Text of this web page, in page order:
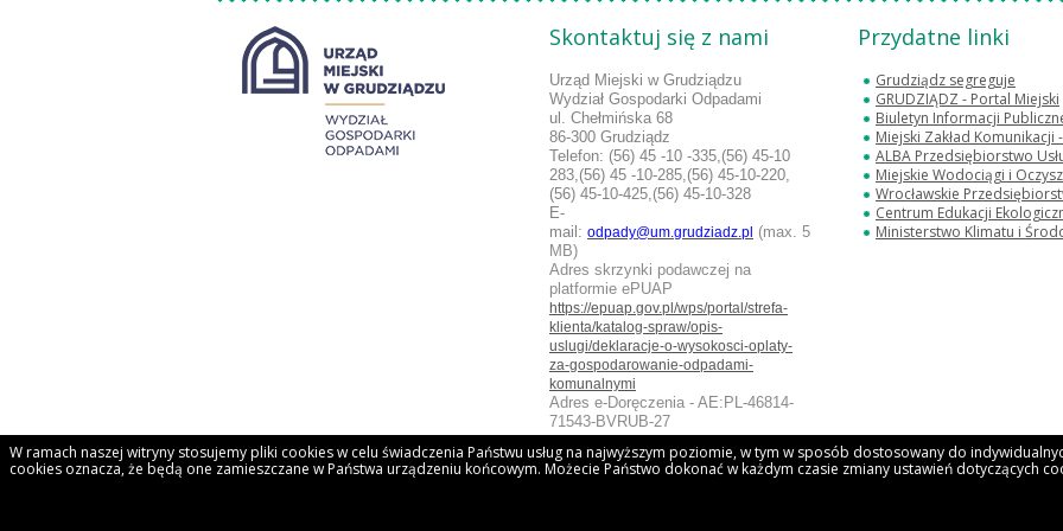
W ramach naszej witryny stosujemy pliki cookies w celu świadczenia Państwu usług na najwyższym poziomie, w tym w sposób dostosowany do
cookies oznacza, że będą one zamieszczane w Państwa urządzeniu końcowym. Możecie Państwo dokonać w każdym czasie zmiany ustawień dotyczących
Skontaktuj się z nami
Urząd Miejski w Grudziądzu
Wydział Gospodarki Odpadami
ul. Chełmińska 68
86-300 Grudziądz
Telefon: (56) 45 -10 -335,(56) 45-10
283,(56) 45 -10-285,(56) 45-10-220,
(56) 45-10-425,(56) 45-10-328
E-
mail: odpady@um.grudziadz.pl (max. 5
MB)
Adres skrzynki podawczej na
platformie ePUAP
https://epuap.gov.pl/wps/portal/strefa-
klienta/katalog-spraw/opis-
uslugi/deklaracje-o-wysokosci-oplaty-
za-gospodarowanie-odpadami-
komunalnymi
Adres e-Doręczenia - AE:PL-46814-
71543-BVRUB-27
Przydatne linki
Grudziądz segreguje
GRUDZIĄDZ - Portal Miejski
Biuletyn Informacji
Miejski Zakład Komunikacji
ALBA Przedsiębiorstwo
Miejskie Wodociągi i
Wrocławskie Przedsiębiorstwo
Centrum Edukacji
Ministerstwo Klimatu i